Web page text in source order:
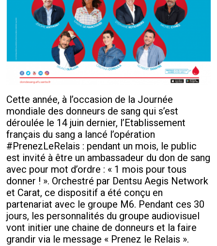
Cette année, à l’occasion de la Journée
mondiale des donneurs de sang qui s’est
déroulée le 14 juin dernier, l’Etablissement
français du sang a lancé l’opération
#PrenezLeRelais : pendant un mois, le public
est invité à être un ambassadeur du don de sang
avec pour mot d’ordre : « 1 mois pour tous
donner ! ». Orchestré par Dentsu Aegis Network
et Carat, ce dispositif a été conçu en
partenariat avec le groupe M6. Pendant ces 30
jours, les personnalités du groupe audiovisuel
vont initier une chaine de donneurs et la faire
grandir via le message « Prenez le Relais ».